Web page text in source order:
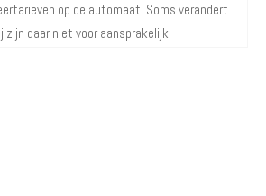
op de automaat. Soms verandert
zijn daar niet voor aansprakelijk.